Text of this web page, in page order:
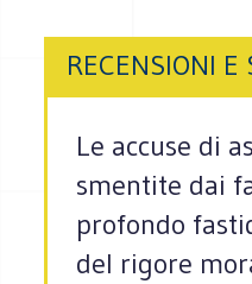
RECENSIONI E
Le accuse di
smentite dai
profondo
del rigore